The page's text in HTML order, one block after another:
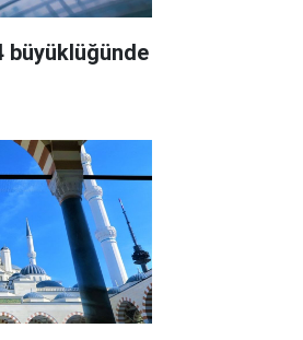
büyüklüğünde